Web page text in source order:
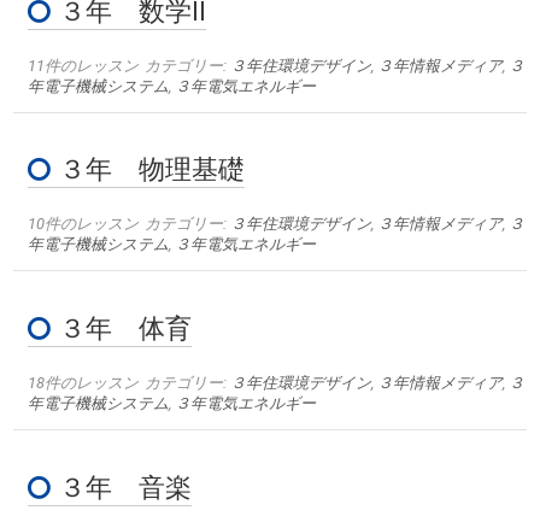
３年 数学II
11件のレッスン カテゴリー: ３年住環境デザイン ３年情報メディア, ３
年電子機械システム ３年電気エネルギー
３年 物理基礎
10件のレッスン カテゴリー: ３年住環境デザイン, ３年情報メディア, ３
年電子機械システム, ３年電気エネルギー
３年 体育
18件のレッスン カテゴリー: ３年住環境デザイン ３年情報メディア, ３
年電子機械システム ３年電気エネルギー
３年 音楽